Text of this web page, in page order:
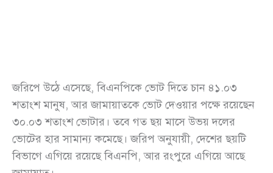
জরিপে উঠে এসেছে, বিএনপিকে ভোট দিতে চান ৪১.০৩
শতাংশ মানুষ, আর জামায়াতকে ভোট দেওয়ার পক্ষে রয়েছেন
৩০.০৩ শতাংশ ভোটার। তবে গত ছয় মাসে উভয় দলের
ভোটের হার সামান্য কমেছে। জরিপ অনুযায়ী, দেশের ছয়টি
বিভাগে এগিয়ে রয়েছে বিএনপি, আর রংপুরে এগিয়ে আছে